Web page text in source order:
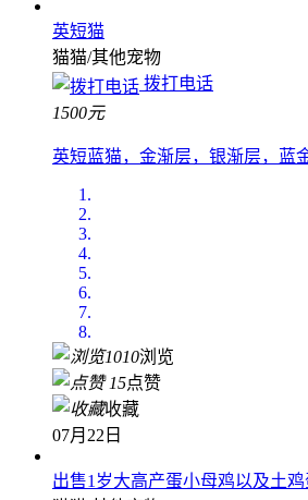
英短猫
猫猫/其他宠物
拨打电话
1500元
英短蓝猫，金渐层，银渐层，蓝
1010浏览
15点赞
收藏
07月22日
出售1岁大高产蛋小母鸡以及土鸡